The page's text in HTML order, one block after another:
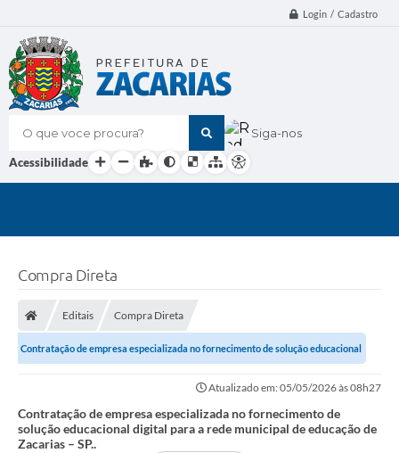
Login / Cadastro
O que voce procura? Siga-nos
Acessibilidade
Compra Direta
Editais Compra Direta
Contratação de empresa especializada no fornecimento de solução educacional
Atualizado em: 05/05/2026 às 08h27
Contratação de empresa especializada no fornecimento de
solução educacional digital para a rede municipal de educação de
Zacarias – SP..